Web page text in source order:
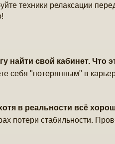
техники релаксации
найти свой кабинет. Что
себя "потерянным" в
в реальности всё
потери стабильности.